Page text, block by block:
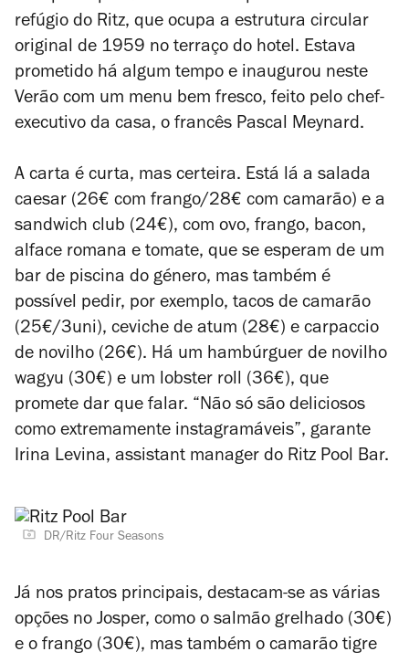
refúgio do Ritz, que ocupa a estrutura circular
original de 1959 no terraço do hotel. Estava
prometido há algum tempo e inaugurou neste
Verão com um menu bem fresco, feito pelo chef-
executivo da casa, o francês Pascal Meynard.
A carta é curta, mas certeira. Está lá a salada
caesar (26€ com frango/28€ com camarão) e a
sandwich club (24€), com ovo, frango, bacon,
alface romana e tomate, que se esperam de um
bar de piscina do género, mas também é
possível pedir, por exemplo, tacos de camarão
(25€/3uni), ceviche de atum (28€) e carpaccio
de novilho (26€). Há um hambúrguer de novilho
wagyu (30€) e um lobster roll (36€), que
promete dar que falar. “Não só são deliciosos
como extremamente instagramáveis”, garante
Irina Levina, assistant manager do Ritz Pool Bar.
DR/Ritz Four Seasons
Já nos pratos principais, destacam-se as várias
opções no Josper, como o salmão grelhado (30€)
e o frango (30€), mas também o camarão tigre